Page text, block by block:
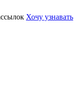
Хочу узнавать